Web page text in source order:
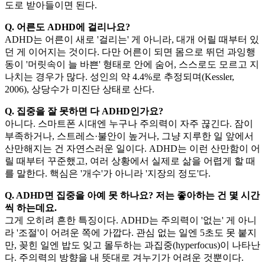
도로 받아들이면 된다.
Q. 어른도 ADHD에 걸리나요?
ADHD는 어른이 새로 '걸리는' 게 아니라, 대개 어릴 때부터 있
던 게 이어지는 것이다. 다만 어른이 되면 몸으로 뛰던 과잉행
동이 '머릿속이 늘 바쁜' 형태로 안에 숨어, 스스로도 모르고 지
나치는 경우가 많다. 성인의 약 4.4%로 추정되며(Kessler,
2006), 상당수가 미진단 상태로 산다.
Q. 집중을 잘 못하면 다 ADHD인가요?
아니다. 스마트폰 시대엔 누구나 주의력이 자주 끊긴다. 잠이
부족하거나, 스트레스·불안이 높거나, 그냥 지루한 일 앞에서
산만해지는 건 자연스러운 일이다. ADHD는 이런 산만함이 어
릴 때부터 꾸준했고, 여러 상황에서 실제로 삶을 어렵게 할 때
를 말한다. 핵심은 '개수'가 아니라 '지장의 정도'다.
Q. ADHD면 집중을 아예 못 하나요? 저는 좋아하는 건 몇 시간
씩 하는데요.
그게 오히려 흔한 특징이다. ADHD는 주의력이 '없는' 게 아니
라 '조절'이 어려운 쪽에 가깝다. 관심 없는 일엔 5초도 못 붙지
만, 꽂힌 일엔 밥도 잊고 몰두하는 과집중(hyperfocus)이 나타난
다. 주의력의 방향을 내 뜻대로 겨누기가 어려운 것뿐이다.